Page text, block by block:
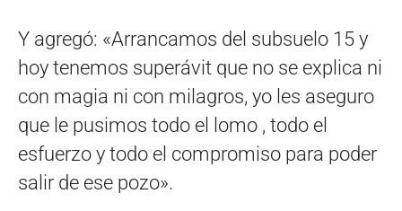
Y agregó: «Arrancamos del subsuelo 15 y
hoy tenemos superávit que no se explica ni
con magia ni con milagros, yo les aseguro
que le pusimos todo el lomo , todo el
esfuerzo y todo el compromiso para poder
salir de ese pozo».